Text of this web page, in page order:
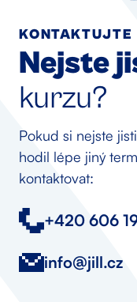
KONTAKTUJTE
Nejste
kurzu?
Pokud si nejste
hodil lépe jiný
kontaktovat:
+420 606
info@jill.cz